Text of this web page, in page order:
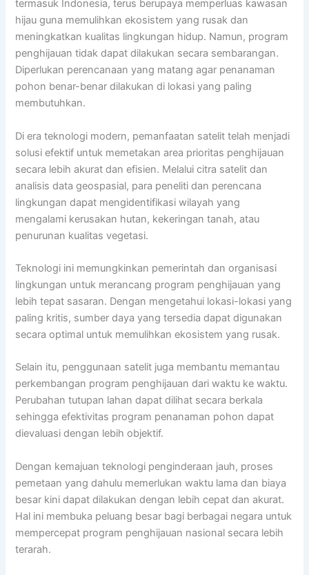
termasuk Indonesia, terus berupaya memperluas kawasan
hijau guna memulihkan ekosistem yang rusak dan
meningkatkan kualitas lingkungan hidup. Namun, program
penghijauan tidak dapat dilakukan secara sembarangan.
Diperlukan perencanaan yang matang agar penanaman
pohon benar-benar dilakukan di lokasi yang paling
membutuhkan.
Di era teknologi modern, pemanfaatan satelit telah menjadi
solusi efektif untuk memetakan area prioritas penghijauan
secara lebih akurat dan efisien. Melalui citra satelit dan
analisis data geospasial, para peneliti dan perencana
lingkungan dapat mengidentifikasi wilayah yang
mengalami kerusakan hutan, kekeringan tanah, atau
penurunan kualitas vegetasi.
Teknologi ini memungkinkan pemerintah dan organisasi
lingkungan untuk merancang program penghijauan yang
lebih tepat sasaran. Dengan mengetahui lokasi-lokasi yang
paling kritis, sumber daya yang tersedia dapat digunakan
secara optimal untuk memulihkan ekosistem yang rusak.
Selain itu, penggunaan satelit juga membantu memantau
perkembangan program penghijauan dari waktu ke waktu.
Perubahan tutupan lahan dapat dilihat secara berkala
sehingga efektivitas program penanaman pohon dapat
dievaluasi dengan lebih objektif.
Dengan kemajuan teknologi penginderaan jauh, proses
pemetaan yang dahulu memerlukan waktu lama dan biaya
besar kini dapat dilakukan dengan lebih cepat dan akurat.
Hal ini membuka peluang besar bagi berbagai negara untuk
mempercepat program penghijauan nasional secara lebih
terarah.